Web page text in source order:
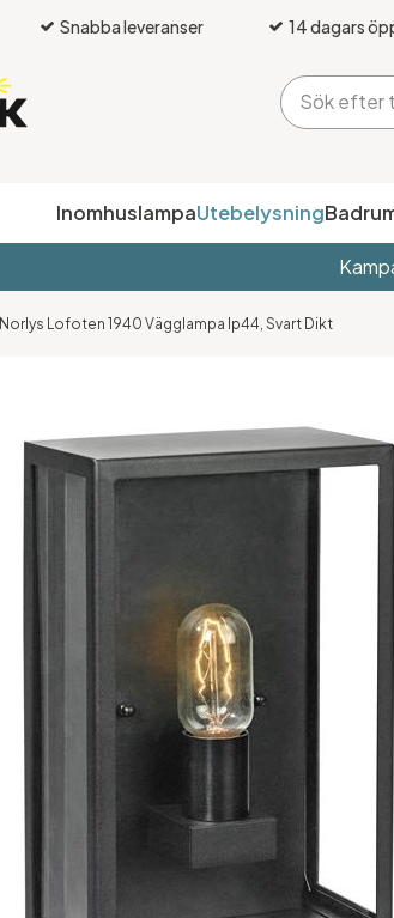
Snabba leveranser 14 dagars
InomhuslampaUtebelysning
Norlys Lofoten 1940 Vägglampa Ip44, Svart Dikt